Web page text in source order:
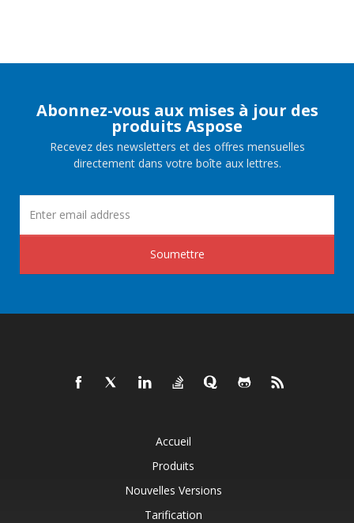
Abonnez-vous aux mises à jour des
produits Aspose
Recevez des newsletters et des offres mensuelles
directement dans votre boîte aux lettres.
Soumettre
Accueil
Produits
Nouvelles Versions
Tarification